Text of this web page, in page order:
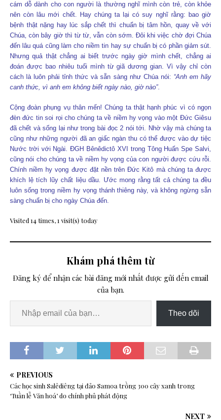
cám dỗ dành cho con người là thường nghĩ mình còn trẻ, còn khỏe
nên còn lâu mới chết. Hay chúng ta lại có suy nghĩ rằng: bao giờ
bệnh thật nặng hay lúc sắp chết thì chuẩn bị tâm hồn, quay về với
Chúa, còn bây giờ thì từ từ, vẫn còn sớm. Đôi khi việc chờ đợi Chúa
đến lâu quá cũng làm cho niềm tin hay sự chuẩn bị có phần giảm sút.
Nhưng quả thật chẳng ai biết trước ngày giờ mình chết, chẳng ai
đoán được bao nhiêu tuổi mình từ giã dương gian. Vì vậy chỉ còn
cách là luôn phải tỉnh thức và sẵn sàng như Chúa nói: “Anh em hãy
canh thức, vì anh em không biết ngày nào, giờ nào”.
Cộng đoàn phụng vụ thân mến! Chúng ta thật hạnh phúc vì có ngọn
đèn đức tin soi rọi cho chúng ta về niềm hy vọng vào một Đức Giêsu
đã chết và sống lại như trong bài đọc 2 nói tới. Nhờ vậy mà chúng ta
cũng như những người đã an giấc ngàn thu có thể được vào dự tiệc
Nước trời với Ngài. ĐGH Bênêdictô XVI trong Tông Huấn Spe Salvi,
cũng nói cho chúng ta về niềm hy vọng của con người được cứu rỗi.
Chính niềm hy vọng được đặt nền trên Đức Kitô mà chúng ta được
khích lệ tích lũy chất liệu dầu. Ước mong rằng tất cả chúng ta đều
luôn sống trong niềm hy vọng thánh thiêng này, và không ngừng sẵn
sàng chuẩn bị cho ngày Chúa đến.
Visited 14 times, 1 visit(s) today
Khám phá thêm từ
Đăng ký để nhận các bài đăng mới nhất được gửi đến email
của bạn.
Theo dõi
PREVIOUS
Các học sinh Salêdiêng tại đảo Samoa trồng 300 cây xanh trong
‘Tuần lễ Văn hoá’ do chính phủ phát động
NEXT